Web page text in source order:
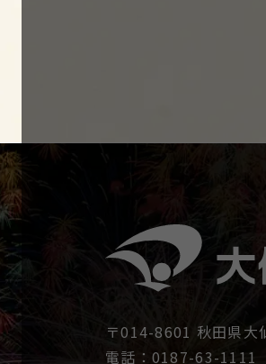
〒014-8601 秋田県大
電話：0187-63-1111